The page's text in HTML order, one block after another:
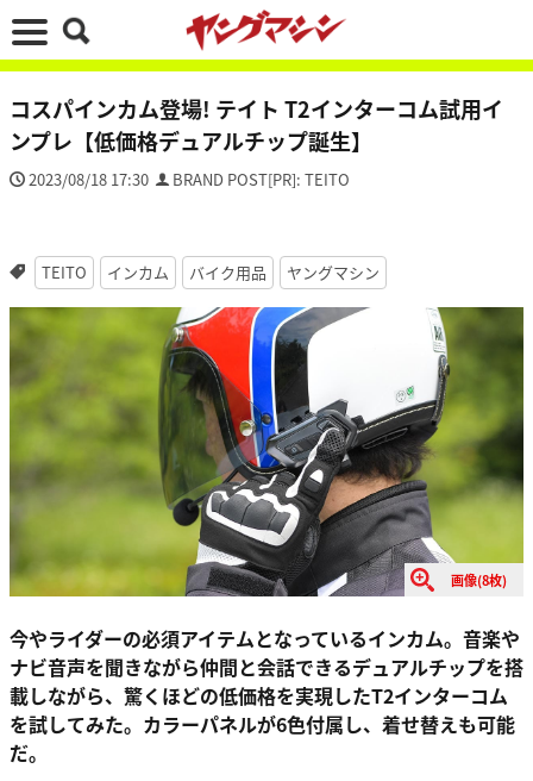
コスパインカム登場! テイト T2インターコム試用イ
ンプレ【低価格デュアルチップ誕生】
2023/08/18 17:30 BRAND POST[PR]: TEITO
TEITO インカム バイク用品 ヤングマシン
画像(8枚)
今やライダーの必須アイテムとなっているインカム。音楽や
ナビ音声を聞きながら仲間と会話できるデュアルチップを搭
載しながら、驚くほどの低価格を実現したT2インターコム
を試してみた。カラーパネルが6色付属し、着せ替えも可能
だ。